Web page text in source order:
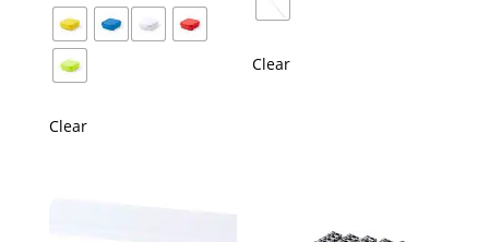
Clear
Clear